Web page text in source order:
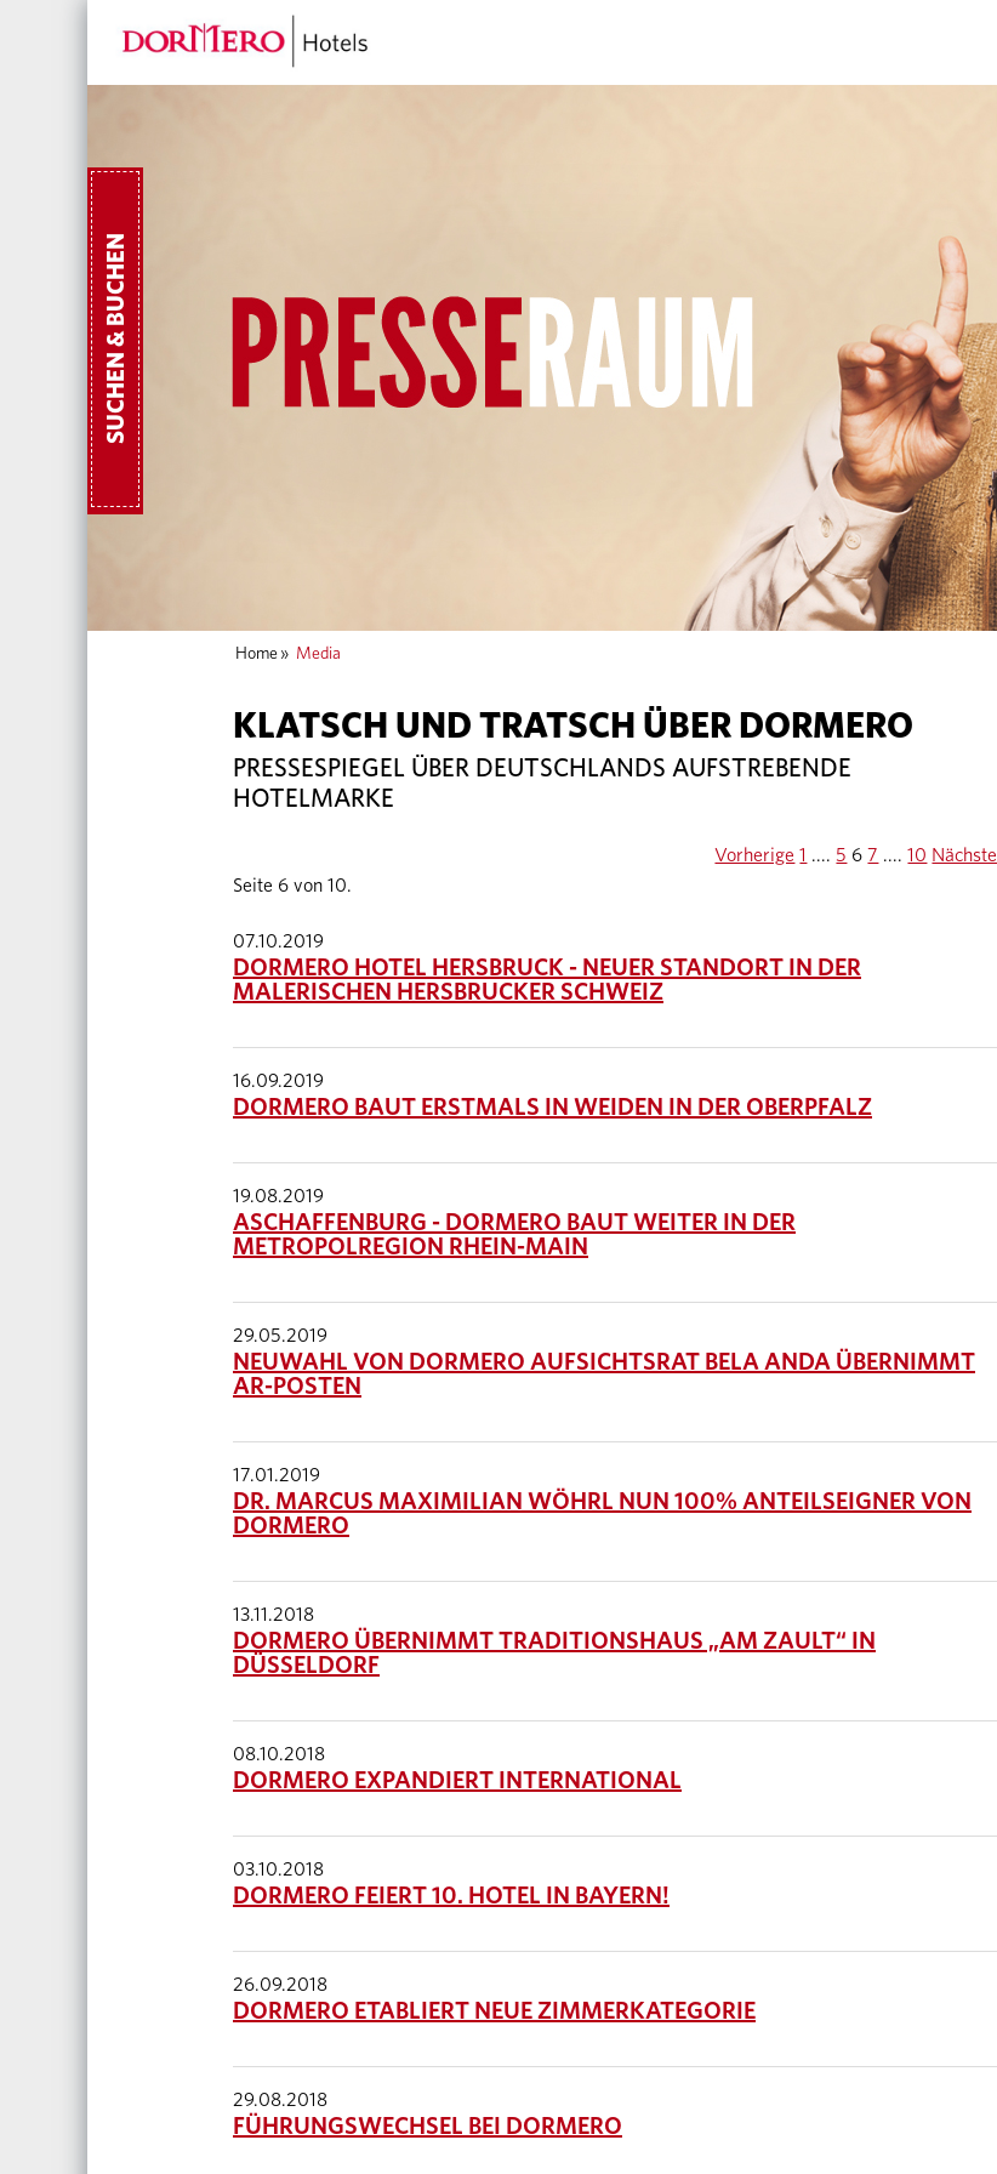
SUCHEN & BUCHEN
Home » Media
KLATSCH UND TRATSCH ÜBER DORMERO
PRESSESPIEGEL ÜBER DEUTSCHLANDS AUFSTREBENDE
HOTELMARKE
Seite 6 von 10.
Vorherige 1 .... 5 6 7 .... 10 Nächste
07.10.2019
DORMERO HOTEL HERSBRUCK - NEUER STANDORT IN DER
MALERISCHEN HERSBRUCKER SCHWEIZ
16.09.2019
DORMERO BAUT ERSTMALS IN WEIDEN IN DER OBERPFALZ
19.08.2019
ASCHAFFENBURG - DORMERO BAUT WEITER IN DER
METROPOLREGION RHEIN-MAIN
29.05.2019
NEUWAHL VON DORMERO AUFSICHTSRAT BELA ANDA ÜBERNIMMT
AR-POSTEN
17.01.2019
DR. MARCUS MAXIMILIAN WÖHRL NUN 100% ANTEILSEIGNER VON
DORMERO
13.11.2018
DORMERO ÜBERNIMMT TRADITIONSHAUS „AM ZAULT“ IN
DÜSSELDORF
08.10.2018
DORMERO EXPANDIERT INTERNATIONAL
03.10.2018
DORMERO FEIERT 10. HOTEL IN BAYERN!
26.09.2018
DORMERO ETABLIERT NEUE ZIMMERKATEGORIE
29.08.2018
FÜHRUNGSWECHSEL BEI DORMERO